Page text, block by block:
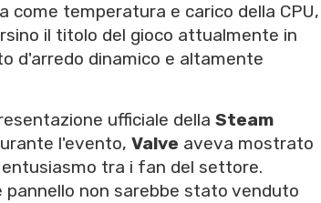
temperatura e carico della CPU,
il titolo del gioco attualmente in
d'arredo dinamico e altamente
ufficiale della Steam
l'evento, Valve aveva mostrato
tra i fan del settore.
non sarebbe stato venduto